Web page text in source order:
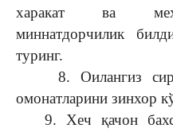
харакат ва
миннатдорчилик
туринг.
8. Оилангиз
омонатларини зинхор
9. Хеч қачон